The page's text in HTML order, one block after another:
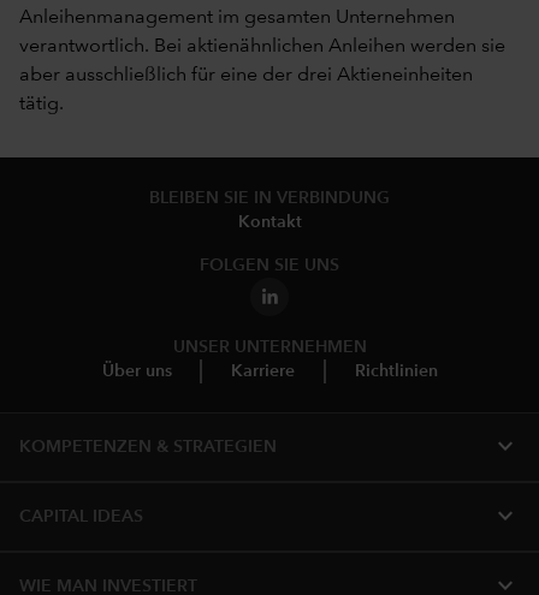
Anleihenmanagement im gesamten Unternehmen
verantwortlich. Bei aktienähnlichen Anleihen werden sie
aber ausschließlich für eine der drei Aktieneinheiten
tätig.
BLEIBEN SIE IN VERBINDUNG
Kontakt
FOLGEN SIE UNS
UNSER UNTERNEHMEN
Über uns
Karriere Richtlinien
KOMPETENZEN & STRATEGIEN expand_more
CAPITAL IDEAS expand_more
WIE MAN INVESTIERT expand_more